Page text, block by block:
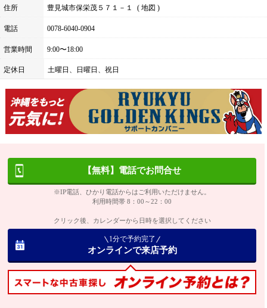
住所 豊見城市保栄茂５７１－１ 地図
電話 0078-6040-0904
営業時間 9:00〜18:00
定休日 土曜日、日曜日、祝日
【無料】電話でお問合せ
※IP電話、ひかり電話からはご利用いただけません。
利用時間帯 8：00～22：00
クリック後、カレンダーから日時を選択してください
1分で予約完了
オンラインで来店予約